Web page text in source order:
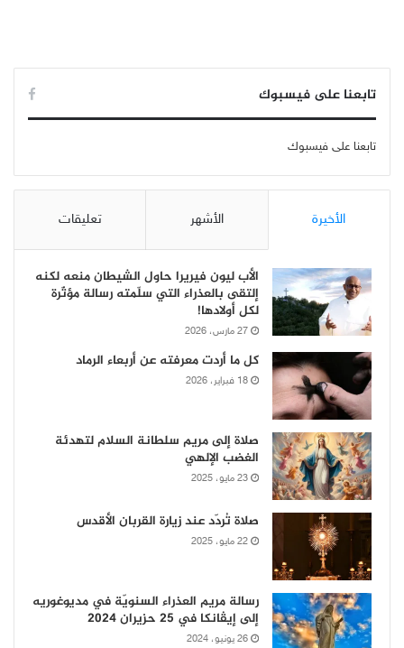
تابعنا على فيسبوك
تابعنا على فيسبوك
الأخيرة الأشهر تعليقات
الأب ليون فيريرا حاول الشيطان منعه لكنه
إلتقى بالعذراء التي سلّمته رسالة مؤثّرة
لكل أولادها!
27 مارس، 2026
كل ما أردت معرفته عن أربعاء الرماد
18 فبراير، 2026
صلاة إلى مريم سلطانة السلام لتهدئة
الغضب الإلهي
23 مايو، 2025
صلاة تُردّد عند زيارة القربان الأقدس
22 مايو، 2025
رسالة مريم العذراء السنويّة في مديوغوريه
إلى إيڤانكا في 25 حزيران 2024
26 يونيو، 2024